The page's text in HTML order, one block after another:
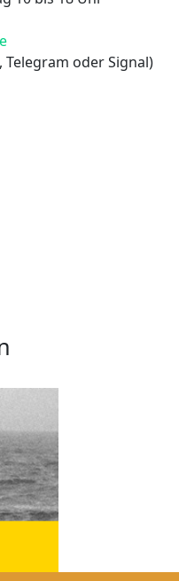
Telegram oder Signal)